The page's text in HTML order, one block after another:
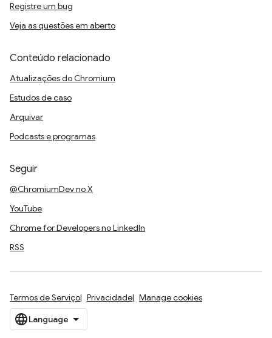
Registre um bug
Veja as questões em aberto
Conteúdo relacionado
Atualizações do Chromium
Estudos de caso
Arquivar
Podcasts e programas
Seguir
@ChromiumDev no X
YouTube
Chrome for Developers no LinkedIn
RSS
Termos de Serviço Privacidade Manage cookies